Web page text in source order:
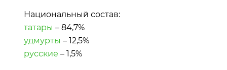
Национальный состав:
татары – 84,7%
удмурты – 12,5%
русские – 1,5%